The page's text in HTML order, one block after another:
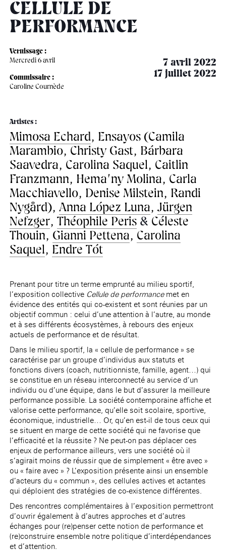
CELLULE DE
PERFORMANCE
7 avril 2022
17 juillet 2022
Vernissage :
Mercredi 6 avril
Commissaire :
Caroline Cournède
Artistes :
Mimosa Echard, Ensayos (Camila
Marambio, Christy Gast, Bárbara
Saavedra, Carolina Saquel, Caitlin
Franzmann, Hema’ny Molina, Carla
Macchiavello, Denise Milstein, Randi
Nygård),Anna López Luna,Jürgen
Nefzger,Théophile Peris & Céleste
Thouin, Gianni Pettena, Carolina
Saquel, Endre Tót
Prenant pour titre un terme emprunté au milieu sportif,
l’exposition collective Cellule de performancemet en
évidence des entités qui co-existent et sont réunies par un
objectif commun : celui d’une attention à l’autre, au monde
et à ses différents écosystèmes, à rebours des enjeux
actuels de performance et de résultat.
Dans le milieu sportif, la « cellule de performance » se
caractérise par un groupe d’individus aux statuts et
fonctions divers (coach, nutritionniste, famille, agent…) qui
se constitue en un réseau interconnecté au service d’un
individu ou d’une équipe, dans le but d’assurer la meilleure
performance possible. La société contemporaine affiche et
valorise cette performance, qu’elle soit scolaire, sportive,
économique, industrielle… Or, qu’en est-il de tous ceux qui
se situent en marge de cette société qui ne favorise que
l’efficacité et la réussite ? Ne peut-on pas déplacer ces
enjeux de performance ailleurs, vers une société où il
s’agirait moins de réussir que de simplement « être avec »
ou « faire avec » ? L’exposition présente ainsi un ensemble
d’acteurs du « commun », des cellules actives et actantes
qui déploient des stratégies de co-existence différentes.
Des rencontres complémentaires à l’exposition permettront
d’ouvrir également à d’autres approches et d’autres
échanges pour (re)penser cette notion de performance et
(re)construire ensemble notre politique d’interdépendances
et d’attention.
âge, à laMaison nationale
des artistes (EHPAD)
Rotonde Balzac de l’Hôtel
Salomon de Rothschild
Jardin public de l’Hôtel
Salomon de Rothschild